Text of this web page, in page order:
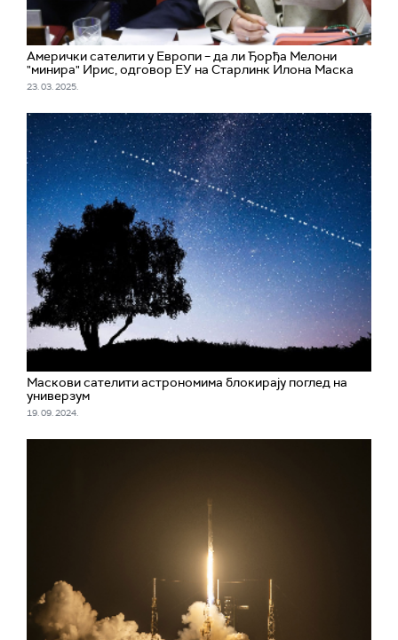
Амерички сателити у Европи – да ли Ђорђа Мелони
"минира" Ирис, одговор ЕУ на Старлинк Илона Маска
23. 03. 2025.
Маскови сателити астрономима блокирају поглед на
универзум
19. 09. 2024.